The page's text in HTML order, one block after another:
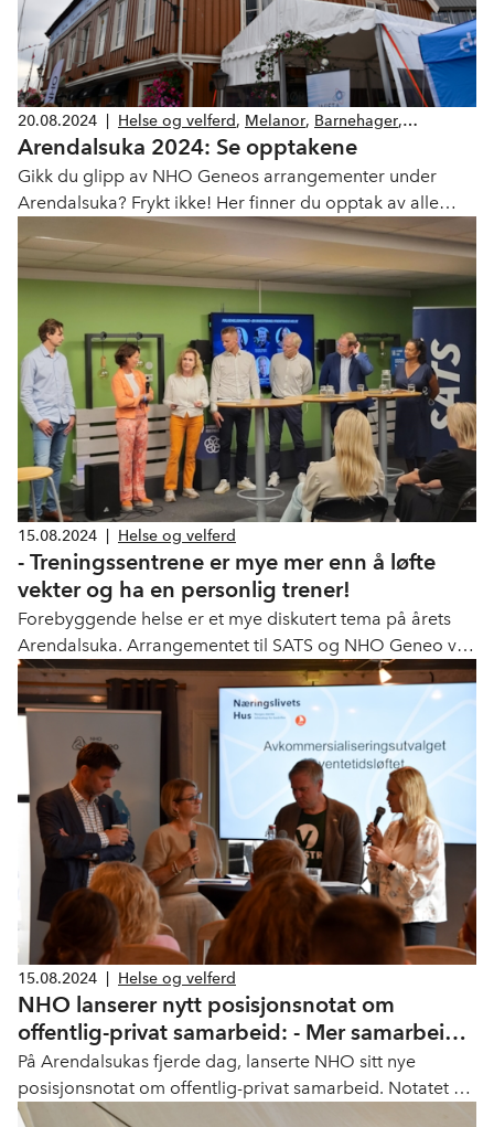
20.08.2024 Helse og velferd, Melanor, Barnehager,
Organisasjon
Arendalsuka 2024: Se opptakene
Gikk du glipp av NHO Geneos arrangementer under
Arendalsuka? Frykt ikke! Her finner du opptak av alle
15.08.2024 Helse og velferd
- Treningssentrene er mye mer enn å løfte
vekter og ha en personlig trener!
Forebyggende helse er et mye diskutert tema på årets
Arendalsuka. Arrangementet til SATS og NHO Geneo var
intet unntak.
15.08.2024 Helse og velferd
NHO lanserer nytt posisjonsnotat om
offentlig-privat samarbeid: - Mer samarbeid
er veien å gå
På Arendalsukas fjerde dag, lanserte NHO sitt nye
posisjonsnotat om offentlig-privat samarbeid. Notatet er
et oppspill til debatten som forventes å komme i